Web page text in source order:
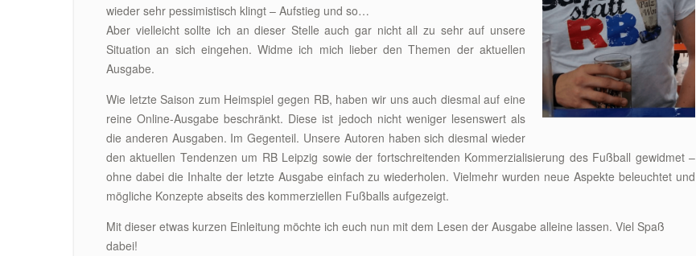
wieder sehr pessimistisch klingt – Aufstieg und so…
Aber vielleicht sollte ich an dieser Stelle auch gar nicht all zu sehr auf unsere
Situation an sich eingehen. Widme ich mich lieber den Themen der aktuellen
Ausgabe.
Wie letzte Saison zum Heimspiel gegen RB, haben wir uns auch diesmal auf eine
reine Online-Ausgabe beschränkt. Diese ist jedoch nicht weniger lesenswert als
die anderen Ausgaben. Im Gegenteil. Unsere Autoren haben sich diesmal wieder
den aktuellen Tendenzen um RB Leipzig sowie der fortschreitenden Kommerzialisierung des Fußball gewidmet –
ohne dabei die Inhalte der letzte Ausgabe einfach zu wiederholen. Vielmehr wurden neue Aspekte beleuchtet und
mögliche Konzepte abseits des kommerziellen Fußballs aufgezeigt.
Mit dieser etwas kurzen Einleitung möchte ich euch nun mit dem Lesen der Ausgabe alleine lassen. Viel Spaß
dabei!